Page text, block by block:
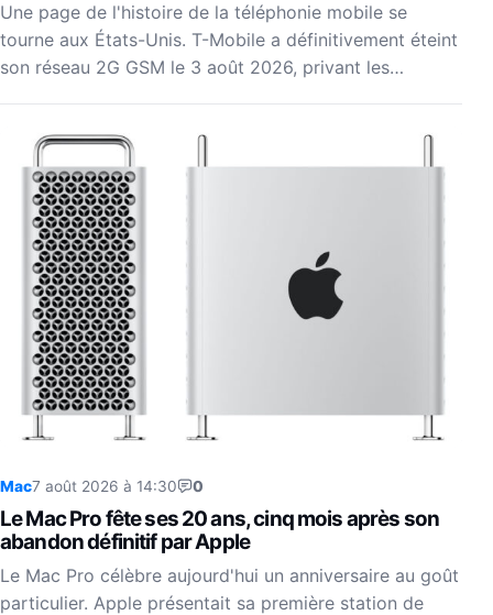
Une page de l'histoire de la téléphonie mobile se
tourne aux États-Unis. T-Mobile a définitivement éteint
son réseau 2G GSM le 3 août 2026, privant les…
Mac7 août 2026 à 14:30 0
Le Mac Pro fête ses 20 ans, cinq mois après son
abandon définitif par Apple
Le Mac Pro célèbre aujourd'hui un anniversaire au goût
particulier. Apple présentait sa première station de